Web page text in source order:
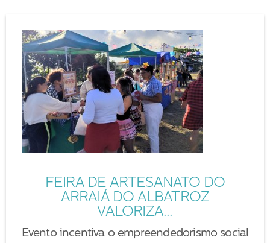
FEIRA DE ARTESANATO DO
ARRAIÁ DO ALBATROZ
VALORIZA...
Evento incentiva o empreendedorismo social